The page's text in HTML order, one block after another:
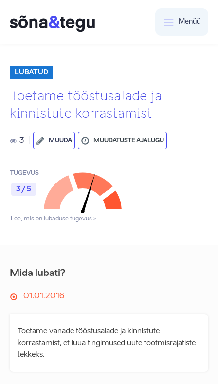
Menüü
LUBATUD
Toetame tööstusalade ja
kinnistute korrastamist
3 MUUDA MUUDATUSTE AJALUGU
TUGEVUS
3 / 5
Loe, mis on lubaduse tugevus >
Mida lubati?
01.01.2016
Toetame vanade tööstusalade ja kinnistute
korrastamist, et luua tingimused uute tootmisrajatiste
tekkeks.